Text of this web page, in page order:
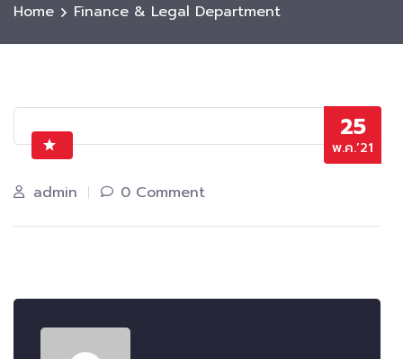
Home Finance & Legal Department
25
พ.ค.’21
admin 0 Comment